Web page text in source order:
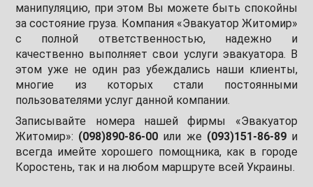
манипуляцию, при этом Вы можете быть спокойны
за состояние груза. Компания «Эвакуатор Житомир»
с полной ответственностью, надежно и
качественно выполняет свои услуги эвакуатора. В
этом уже не один раз убеждались наши клиенты,
многие из которых стали постоянными
пользователями услуг данной компании.
Записывайте номера нашей фирмы «Эвакуатор
Житомир»: (098)890-86-00 или же (093)151-86-89и
всегда имейте хорошего помощника, как в городе
Коростень, так и на любом маршруте всей Украины.